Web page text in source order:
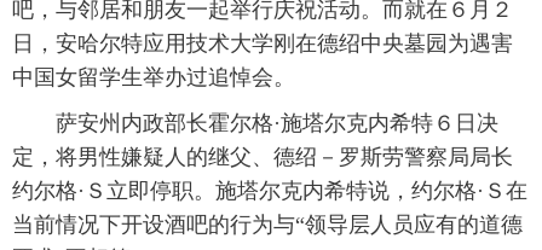
新华电视中文 新华电视英文 返回PC
吧，与邻居和朋友一起举行庆祝活动。而就在６月２
日，安哈尔特应用技术大学刚在德绍中央墓园为遇害
中国女留学生举办过追悼会。
萨安州内政部长霍尔格·施塔尔克内希特６日决
定，将男性嫌疑人的继父、德绍－罗斯劳警察局局长
约尔格·Ｓ立即停职。施塔尔克内希特说，约尔格·Ｓ在
当前情况下开设酒吧的行为与“领导层人员应有的道德